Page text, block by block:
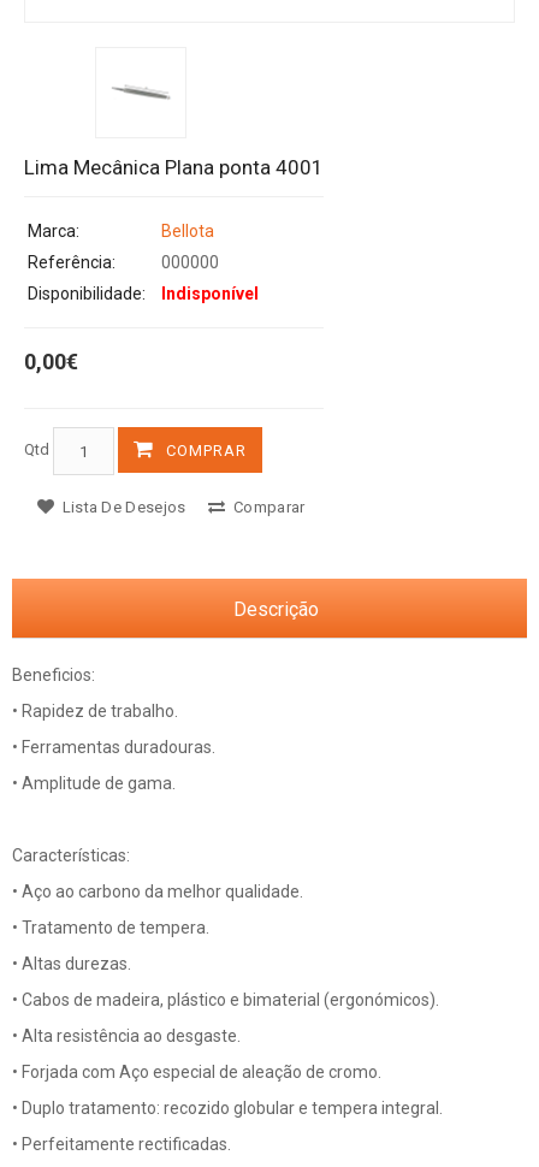
Lima Mecânica Plana ponta 4001
Marca:
Bellota
Referência:
000000
Disponibilidade:
Indisponível
0,00€
Qtd COMPRAR
Lista De Desejos Comparar
Descrição
Beneficios:
• Rapidez de trabalho.
• Ferramentas duradouras.
• Amplitude de gama.
Características:
• Aço ao carbono da melhor qualidade.
• Tratamento de tempera.
• Altas durezas.
• Cabos de madeira, plástico e bimaterial (ergonómicos).
• Alta resistência ao desgaste.
• Forjada com Aço especial de aleação de cromo.
• Duplo tratamento: recozido globular e tempera integral.
• Perfeitamente rectificadas.